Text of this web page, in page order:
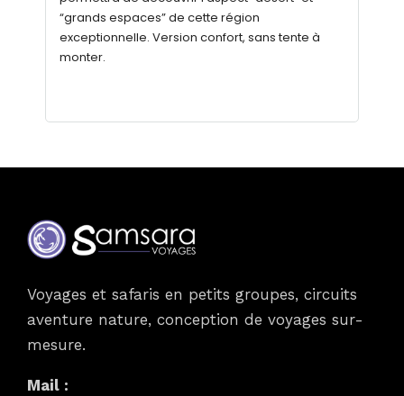
“grands espaces” de cette région
exceptionnelle. Version confort, sans tente à
monter.
Voyages et safaris en petits groupes, circuits
aventure nature, conception de voyages sur-
mesure.
Mail :